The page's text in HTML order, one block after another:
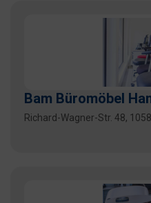
Bam Büromöbel
Richard-Wagner-Str. 48,